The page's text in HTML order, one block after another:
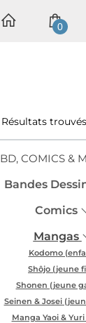
0
Résultats
BD, COMICS &
Bandes
Comics
Mangas
Kodomo
Shôjo (jeune
Shonen (jeune
Seinen & Josei
Manga Yaoi & Yuri